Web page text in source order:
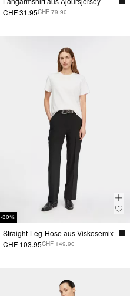
CHF 31.95CHF 79.90
-30%
Straight-Leg-Hose aus Viskosemix
CHF 103.95CHF 149.90